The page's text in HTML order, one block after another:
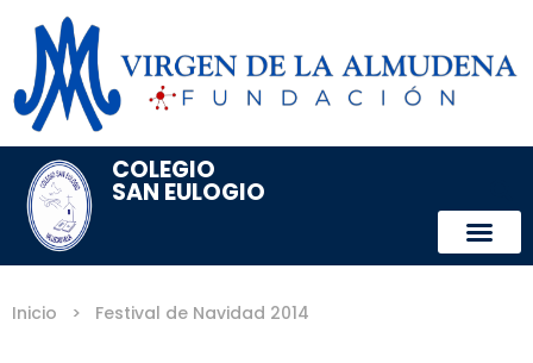
COLEGIO
SAN EULOGIO
Inicio > Festival de Navidad 2014